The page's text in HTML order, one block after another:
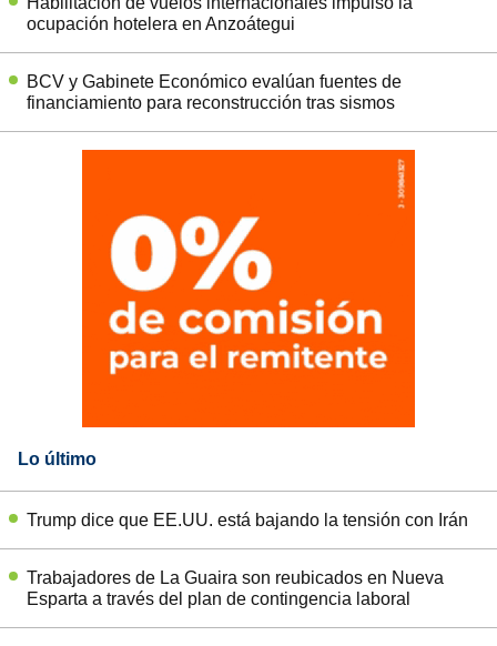
ocupación hotelera en Anzoátegui
BCV y Gabinete Económico evalúan fuentes de
financiamiento para reconstrucción tras sismos
Lo último
Trump dice que EE.UU. está bajando la tensión con Irán
Trabajadores de La Guaira son reubicados en Nueva
Esparta a través del plan de contingencia laboral